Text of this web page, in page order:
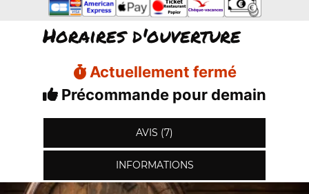
Horaires d'ouverture
Actuellement fermé
Précommande pour demain
AVIS (7)
INFORMATIONS